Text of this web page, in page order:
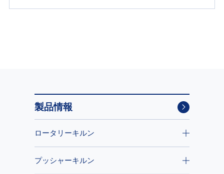
製品情報
ロータリーキルン
プッシャーキルン